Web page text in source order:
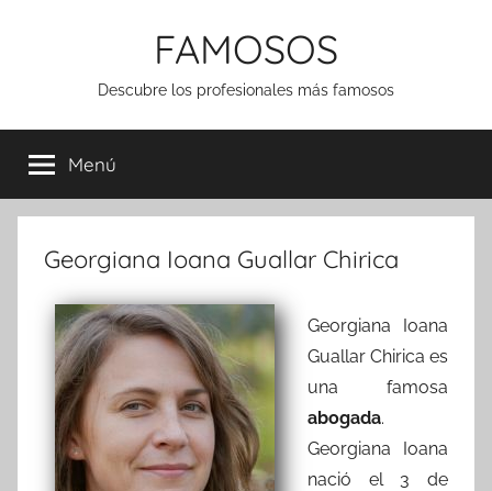
FAMOSOS
Descubre los profesionales más famosos
Menú
Georgiana Ioana Guallar Chirica
Georgiana Ioana
Guallar Chirica es
una famosa
abogada.
Georgiana Ioana
nació el 3 de